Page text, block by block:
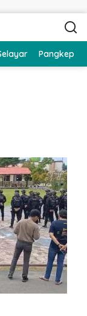
Pangkep